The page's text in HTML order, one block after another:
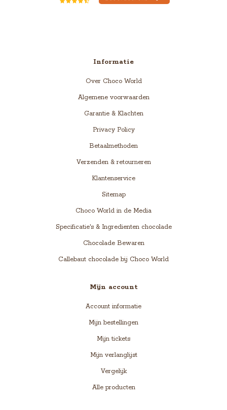
Informatie
Over Choco World
Algemene voorwaarden
Garantie & Klachten
Privacy Policy
Betaalmethoden
Verzenden & retourneren
Klantenservice
Sitemap
Choco World in de Media
Specificatie's & Ingredienten chocolade
Chocolade Bewaren
Callebaut chocolade bij Choco World
Mijn account
Account informatie
Mijn bestellingen
Mijn tickets
Mijn verlanglijst
Vergelijk
Alle producten